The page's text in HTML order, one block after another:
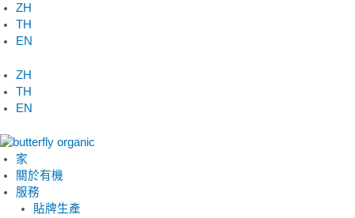
跳
至
内
ZH
TH
EN
ZH
TH
EN
家
關於有機
服務
貼牌生產